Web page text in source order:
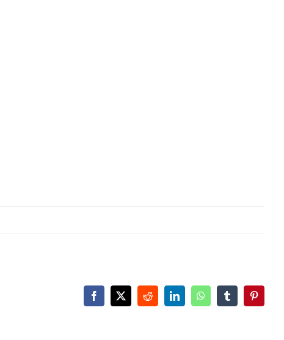
Facebook
X RedditLinkedInWhatsAppTumblr